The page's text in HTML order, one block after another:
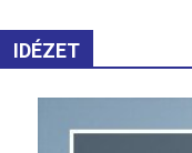
IDÉZET